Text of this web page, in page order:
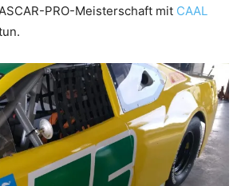
PRO-Meisterschaft mit CAAL